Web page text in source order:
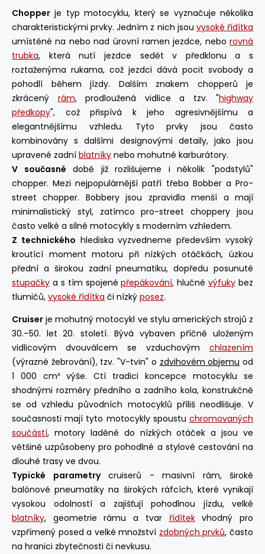
Chopper je typ motocyklu, který se vyznačuje několika
charakteristickými prvky. Jedním z nich jsou vysoké řídítka
umístěné na nebo nad úrovní ramen jezdce, nebo rovná
trubka, která nutí jezdce sedět v předklonu a s
roztaženýma rukama, což jezdci dává pocit svobody a
pohodlí během jízdy. Dalším znakem chopperů je
zkrácený rám, prodloužená vidlice a tzv. "highway
předkopy", což přispívá k jeho agresivnějšímu a
elegantnějšímu vzhledu. Tyto prvky jsou často
kombinovány s dalšími designovými detaily, jako jsou
upravené zadní blatníky nebo mohutné karburátory.
V současné době již rozlišujeme i několik "podstylů"
chopper. Mezi nejpopulárnější patří třeba Bobber a Pro-
street chopper. Bobbery jsou zpravidla menší a mají
minimalistický styl, zatímco pro-street choppery jsou
často velké a silné motocykly s moderním vzhledem.
Z technického hlediska vyzvedneme především vysoký
kroutící moment motoru při nízkých otáčkách, úzkou
přední a širokou zadní pneumatiku, dopředu posunuté
stupačky a s tím spojenépřepákování, hlučnévýfuky bez
tlumičů, vysoké řídítka či nízký posez.
Cruiser je mohutný motocykl ve stylu amerických strojů z
30.–50. let 20. století. Bývá vybaven příčně uloženým
vidlicovým dvouválcem se vzduchovým chlazením
(výrazné žebrování), tzv. "V-tvin" o zdvihovém objemu od
1 000 cm³ výše. Ctí tradici koncepce motocyklu se
shodnými rozměry předního a zadního kola, konstrukčně
se od vzhledu původních motocyklů příliš neodlišuje. V
současnosti mají tyto motocykly spoustu chromovaných
součástí, motory laděné do nízkých otáček a jsou ve
většině uzpůsobeny pro pohodlné a stylové cestování na
dlouhé trasy ve dvou.
Typické parametrycruiserů - masivní rám, široké
balónové pneumatiky na širokých ráfcích, které vynikají
vysokou odolností a zajišťují pohodlnou jízdu, velké
blatníky, geometrie rámu a tvar řídítekvhodný pro
vzpřímený posed a velké množství zdobných prvků, často
na hranici zbytečnosti či nevkusu.